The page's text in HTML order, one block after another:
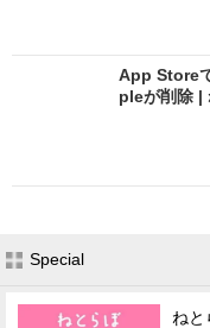
App Store
pleが削除 |
Special
ねと